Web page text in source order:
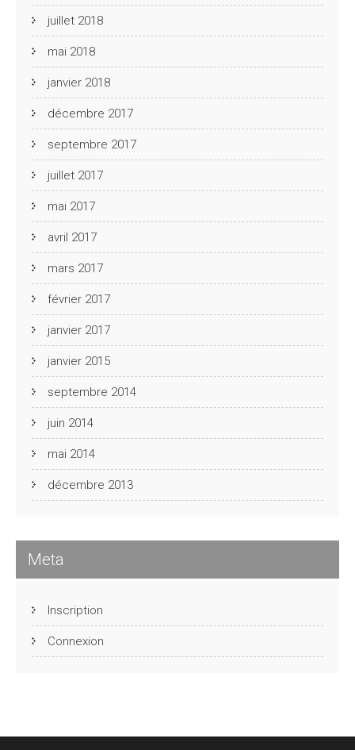
juillet 2018
mai 2018
janvier 2018
décembre 2017
septembre 2017
juillet 2017
mai 2017
avril 2017
mars 2017
février 2017
janvier 2017
janvier 2015
septembre 2014
juin 2014
mai 2014
décembre 2013
Meta
Inscription
Connexion